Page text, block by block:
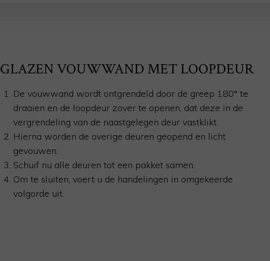
GLAZEN VOUWWAND MET LOOPDEUR
De vouwwand wordt ontgrendeld door de greep 180° te
draaien en de loopdeur zover te openen, dat deze in de
vergrendeling van de naastgelegen deur vastklikt.
Hierna worden de overige deuren geopend en licht
gevouwen.
Schuif nu alle deuren tot een pakket samen.
Om te sluiten, voert u de handelingen in omgekeerde
volgorde uit.